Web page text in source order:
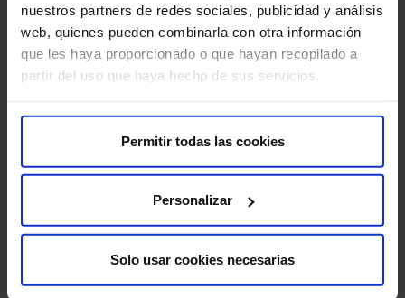
nuestros partners de redes sociales, publicidad y análisis
web, quienes pueden combinarla con otra información
que les haya proporcionado o que hayan recopilado a
partir del uso que haya hecho de sus servicios.
Permitir todas las cookies
Personalizar
Solo usar cookies necesarias
radiación.
Prueba de imagen que utiliza campos magnéticos y ondas
de radio para crear imágenes detalladas del interior del
Valoración neuropsicológica
Procedimiento clínico que evalúa las funciones cognitivas,